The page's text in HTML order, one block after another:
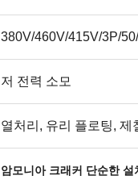
380V/460V/415V/3P/
저 전력 소모
열처리, 유리 플로팅, 제
암모니아 크래커 단순한 설